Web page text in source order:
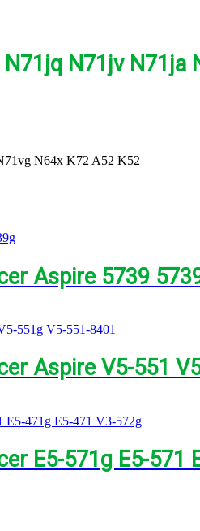
N71jv N71ja
N64x K72 A52 K52
Aspire 5739
Aspire V5-551
E5-571g E5-571